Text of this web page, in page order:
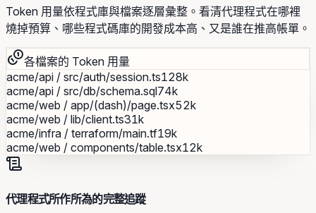
Token 用量依程式庫與檔案逐層彙整。看清代理程式在哪裡
燒掉預算、哪些程式碼庫的開發成本高、又是誰在推高帳單。
各檔案的 Token 用量
acme/api / src/auth/session.ts128k
acme/api / src/db/schema.sql74k
acme/web / app/(dash)/page.tsx52k
acme/web / lib/client.ts31k
acme/infra / terraform/main.tf19k
acme/web / components/table.tsx12k
代理程式所作所為的完整追蹤